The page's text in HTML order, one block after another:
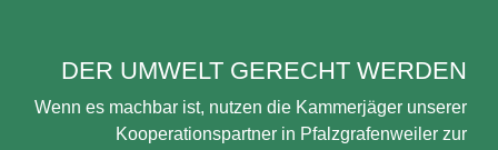
DER UMWELT GERECHT WERDEN
Wenn es machbar ist, nutzen die Kammerjäger unserer
Kooperationspartner in Pfalzgrafenweiler zur